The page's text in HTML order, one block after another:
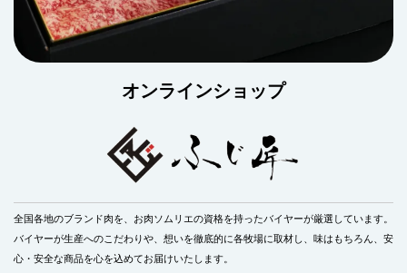
オンラインショップ
全国各地のブランド肉を、お肉ソムリエの資格を持ったバイヤーが厳選しています。
バイヤーが生産へのこだわりや、想いを徹底的に各牧場に取材し、味はもちろん、安
心・安全な商品を心を込めてお届けいたします。